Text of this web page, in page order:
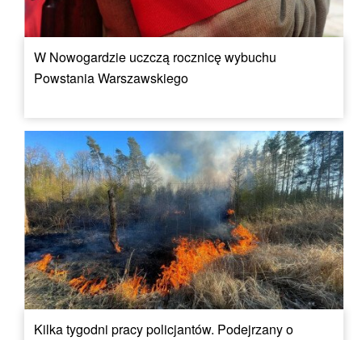
W Nowogardzie uczczą rocznicę wybuchu
Powstania Warszawskiego
Kilka tygodni pracy policjantów. Podejrzany o